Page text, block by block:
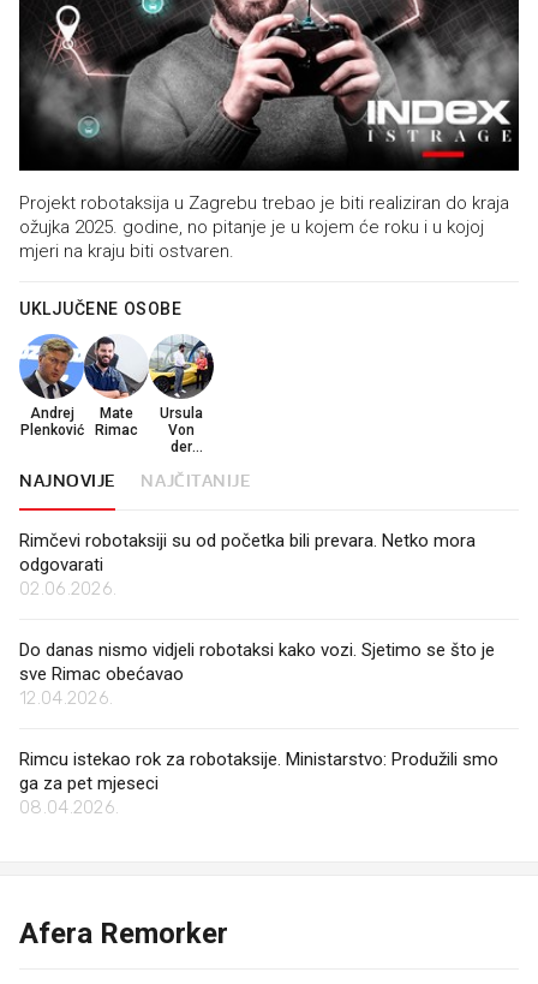
Projekt robotaksija u Zagrebu trebao je biti realiziran do kraja
ožujka 2025. godine, no pitanje je u kojem će roku i u kojoj
mjeri na kraju biti ostvaren.
UKLJUČENE OSOBE
Andrej
Plenković
Mate
Rimac
Ursula
Von
der
NAJNOVIJE NAJČITANIJE
Rimčevi robotaksiji su od početka bili prevara. Netko mora
odgovarati
02.06.2026.
Do danas nismo vidjeli robotaksi kako vozi. Sjetimo se što je
sve Rimac obećavao
12.04.2026.
Rimcu istekao rok za robotaksije. Ministarstvo: Produžili smo
ga za pet mjeseci
08.04.2026.
Afera Remorker